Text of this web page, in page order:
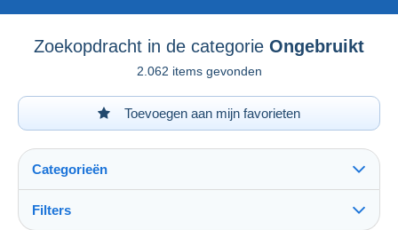
Zoekopdracht in de categorie Ongebruikt
2.062 items gevonden
Toevoegen aan mijn favorieten
Categorieën
Filters